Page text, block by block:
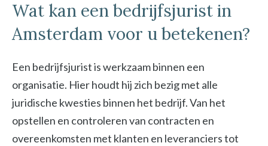
Wat kan een bedrijfsjurist in
Amsterdam voor u betekenen?
Een bedrijfsjurist is werkzaam binnen een
organisatie. Hier houdt hij zich bezig met alle
juridische kwesties binnen het bedrijf. Van het
opstellen en controleren van contracten en
overeenkomsten met klanten en leveranciers tot